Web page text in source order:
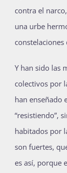
contra el
una urbe
constelaciones
Y han sido las
colectivos por
han enseñado
“resistiendo”,
habitados por
son fuertes,
es así, porque